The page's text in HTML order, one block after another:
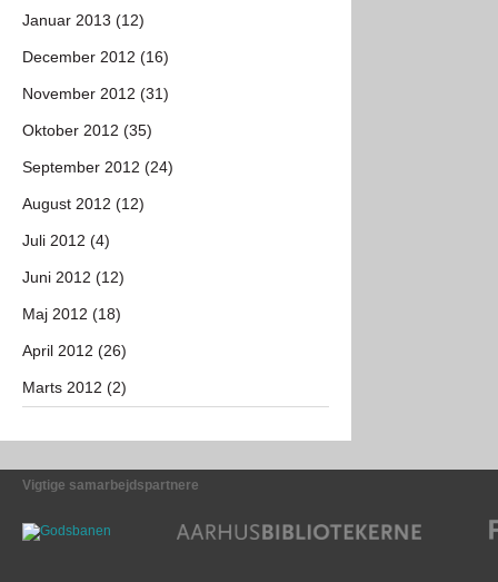
Januar 2013 (12)
December 2012 (16)
November 2012 (31)
Oktober 2012 (35)
September 2012 (24)
August 2012 (12)
Juli 2012 (4)
Juni 2012 (12)
Maj 2012 (18)
April 2012 (26)
Marts 2012 (2)
Vigtige samarbejdspartnere